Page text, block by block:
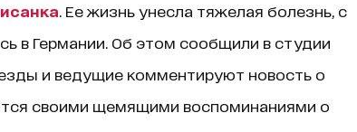
. Ее жизнь унесла тяжелая болезнь, с
в Германии. Об этом сообщили в студии
и ведущие комментируют новость о
своими щемящими воспоминаниями о